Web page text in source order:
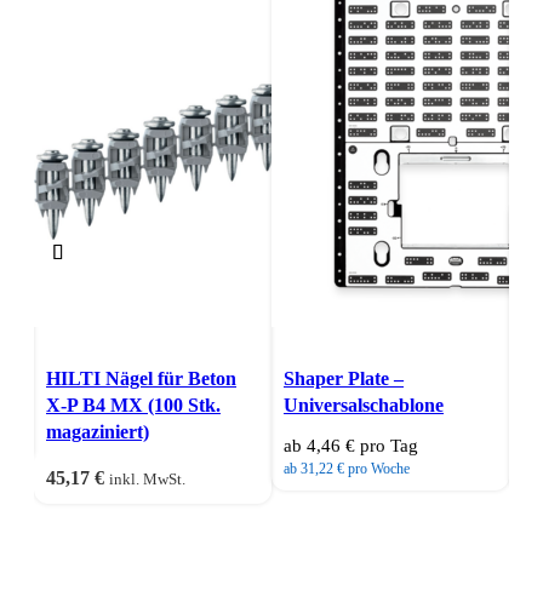
Varianten auf. Die Optionen
können auf der Produktseite
gewählt werden
Vergleichen
HILTI Nägel für Beton
X-P B4 MX (100 Stk.
magaziniert)
45,17 € inkl. MwSt.
Vergleichen
Shaper Plate –
Universalschablone
ab 4,46 € pro Tag
ab 31,22 € pro Woche